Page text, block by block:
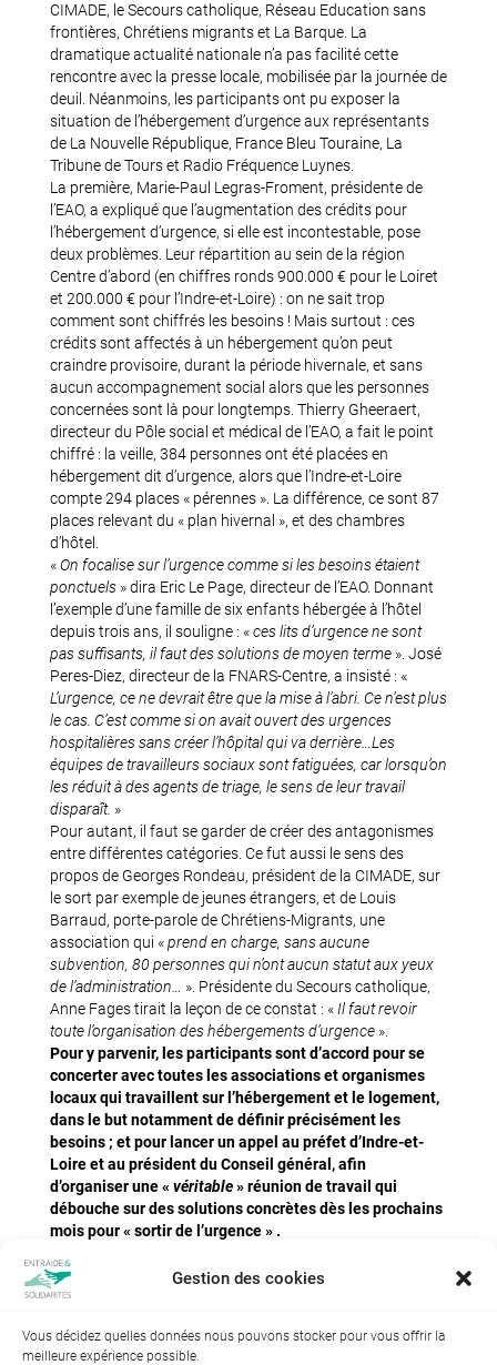
Gestion des cookies
Vous décidez quelles données nous pouvons stocker pour vous offrir la
meilleure expérience possible.
CIMADE, le Secours catholique, Réseau Education sans
frontières, Chrétiens migrants et La Barque. La
dramatique actualité nationale n’a pas facilité cette
rencontre avec la presse locale, mobilisée par la journée de
deuil. Néanmoins, les participants ont pu exposer la
situation de l’hébergement d’urgence aux représentants
de La Nouvelle République, France Bleu Touraine, La
Tribune de Tours et Radio Fréquence Luynes.
La première, Marie-Paul Legras-Froment, présidente de
l’EAO, a expliqué que l’augmentation des crédits pour
l’hébergement d’urgence, si elle est incontestable, pose
deux problèmes. Leur répartition au sein de la région
Centre d’abord (en chiffres ronds 900.000 € pour le Loiret
et 200.000 € pour l’Indre-et-Loire) : on ne sait trop
comment sont chiffrés les besoins ! Mais surtout : ces
crédits sont affectés à un hébergement qu’on peut
craindre provisoire, durant la période hivernale, et sans
aucun accompagnement social alors que les personnes
concernées sont là pour longtemps. Thierry Gheeraert,
directeur du Pôle social et médical de l’EAO, a fait le point
chiffré : la veille, 384 personnes ont été placées en
hébergement dit d’urgence, alors que l’Indre-et-Loire
compte 294 places « pérennes ». La différence, ce sont 87
places relevant du « plan hivernal », et des chambres
d’hôtel.
«On focalise sur l’urgence comme si les besoins étaient
ponctuels » dira Eric Le Page, directeur de l’EAO. Donnant
l’exemple d’une famille de six enfants hébergée à l’hôtel
depuis trois ans, il souligne : «ces lits d’urgence ne sont
pas suffisants, il faut des solutions de moyen terme ». José
Peres-Diez, directeur de la FNARS-Centre, a insisté : «
L’urgence, ce ne devrait être que la mise à l’abri. Ce n’est plus
le cas. C’est comme si on avait ouvert des urgences
hospitalières sans créer l’hôpital qui va derrière…Les
équipes de travailleurs sociaux sont fatiguées, car lorsqu’on
les réduit à des agents de triage, le sens de leur travail
disparaît. »
Pour autant, il faut se garder de créer des antagonismes
entre différentes catégories. Ce fut aussi le sens des
propos de Georges Rondeau, président de la CIMADE, sur
le sort par exemple de jeunes étrangers, et de Louis
Barraud, porte-parole de Chrétiens-Migrants, une
association qui «prend en charge, sans aucune
subvention, 80 personnes qui n’ont aucun statut aux yeux
de l’administration…
». Présidente du Secours catholique,
Anne Fages tirait la leçon de ce constat : « Il faut revoir
toute l’organisation des hébergements d’urgence ».
Pour y parvenir, les participants sont d’accord pour se
concerter avec toutes les associations et organismes
locaux qui travaillent sur l’hébergement et le logement,
dans le but notamment de définir précisément les
besoins ; et pour lancer un appel au préfet d’Indre-et-
Loire et au président du Conseil général, afin
d’organiser une « véritable» réunion de travail qui
débouche sur des solutions concrètes dès les prochains
mois pour « sortir de l’urgence » .
pour l’accès au logement des sans-abri » que la FNARS
organise le 15 janvier à Paris.